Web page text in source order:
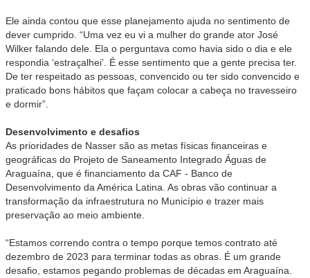
Ele ainda contou que esse planejamento ajuda no sentimento de
dever cumprido. “Uma vez eu vi a mulher do grande ator José
Wilker falando dele. Ela o perguntava como havia sido o dia e ele
respondia ‘estraçalhei’. É esse sentimento que a gente precisa ter.
De ter respeitado as pessoas, convencido ou ter sido convencido e
praticado bons hábitos que façam colocar a cabeça no travesseiro
e dormir”.
Desenvolvimento e desafios
As prioridades de Nasser são as metas físicas financeiras e
geográficas do Projeto de Saneamento Integrado Águas de
Araguaína, que é financiamento da CAF - Banco de
Desenvolvimento da América Latina. As obras vão continuar a
transformação da infraestrutura no Município e trazer mais
preservação ao meio ambiente.
“Estamos correndo contra o tempo porque temos contrato até
dezembro de 2023 para terminar todas as obras. É um grande
desafio, estamos pegando problemas de décadas em Araguaína.